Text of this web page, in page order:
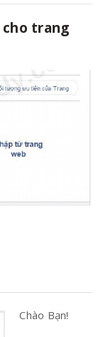
trang
Chào Bạn!